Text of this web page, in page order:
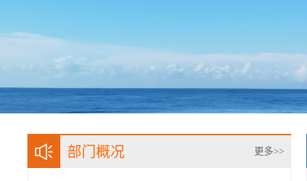
部门概况 更多>>